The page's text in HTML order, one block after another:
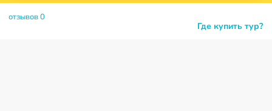
Где купить тур?
отзывов 0